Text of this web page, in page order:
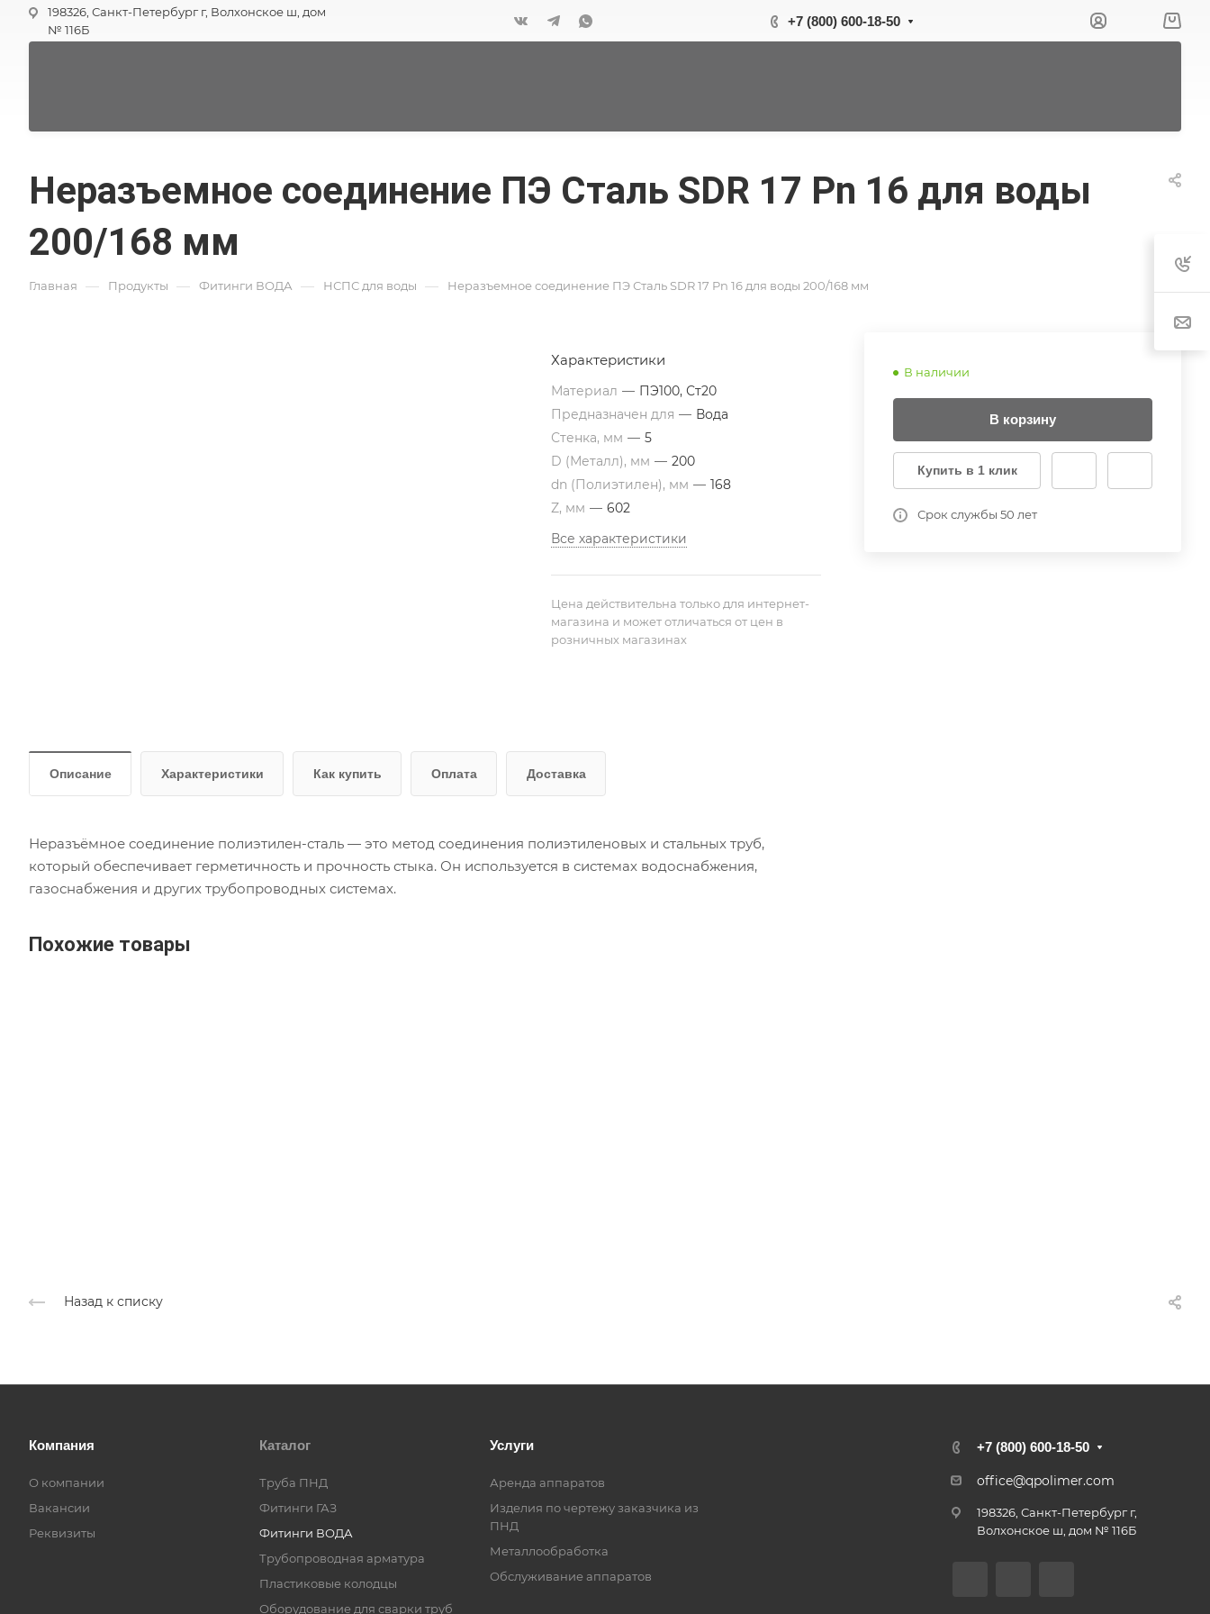
198326, Санкт-Петербург г, Волхонское ш, дом
№ 116Б
+7 (800) 600-18-50
Неразъемное соединение ПЭ Сталь SDR 17 Pn 16 для воды
200/168 мм
Главная — Продукты — Фитинги ВОДА — НСПС для воды — Неразъемное соединение ПЭ Сталь SDR 17 Pn 16 для воды 200/168 мм
В наличии
В корзину
Купить в 1 клик
Срок службы 50 лет
Характеристики
Материал — ПЭ100, Ст20
Предназначен для — Вода
Стенка, мм — 5
D (Металл), мм — 200
dn (Полиэтилен), мм — 168
Z, мм — 602
Все характеристики
Цена действительна только для интернет-
магазина и может отличаться от цен в
розничных магазинах
Описание Характеристики Как купить Оплата Доставка
Неразъёмное соединение полиэтилен-сталь — это метод соединения полиэтиленовых и стальных труб,
который обеспечивает герметичность и прочность стыка. Он используется в системах водоснабжения,
газоснабжения и других трубопроводных системах.
Похожие товары
Назад к списку
Компания
О компании
Вакансии
Реквизиты
Каталог
Труба ПНД
Фитинги ГАЗ
Фитинги ВОДА
Трубопроводная арматура
Пластиковые колодцы
Оборудование для сварки труб
Услуги
Аренда аппаратов
Изделия по чертежу заказчика из
ПНД
Металлообработка
Обслуживание аппаратов
+7 (800) 600-18-50
office@qpolimer.com
198326, Санкт-Петербург г,
Волхонское ш, дом № 116Б